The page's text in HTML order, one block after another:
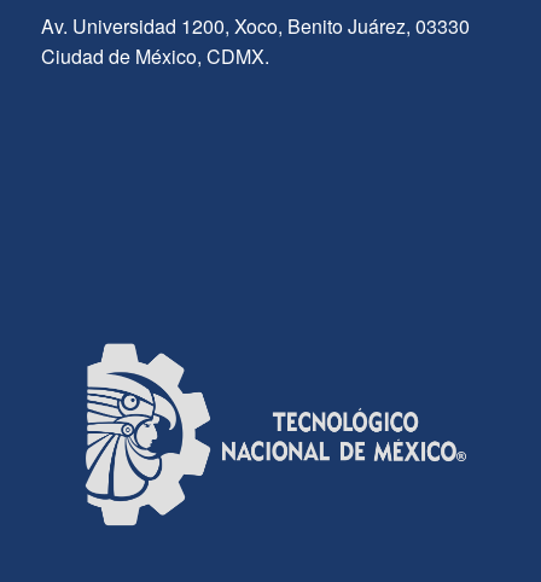
Av. Universidad 1200, Xoco, Benito Juárez, 03330
Ciudad de México, CDMX.